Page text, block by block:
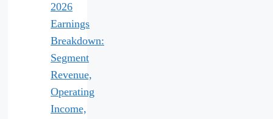
2026
Earnings
Breakdown:
Segment
Revenue,
Operating
Income,